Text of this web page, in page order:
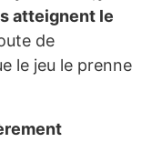
atteignent le
de
le jeu le prenne